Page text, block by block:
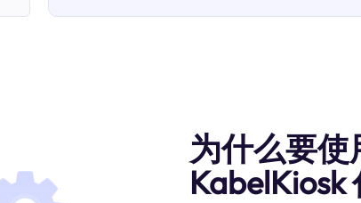
为什么要使
KabelKiosk